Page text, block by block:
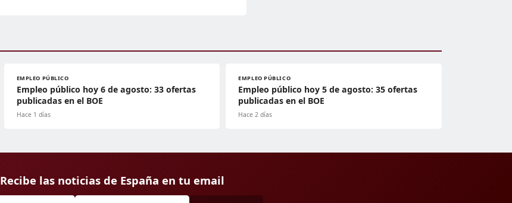
EMPLEO PÚBLICO
Empleo público hoy 6 de agosto: 33 ofertas
publicadas en el BOE
Hace 1 días
EMPLEO PÚBLICO
Empleo público hoy 5 de agosto: 35 ofertas
publicadas en el BOE
Hace 2 días
Recibe las noticias de España en tu email